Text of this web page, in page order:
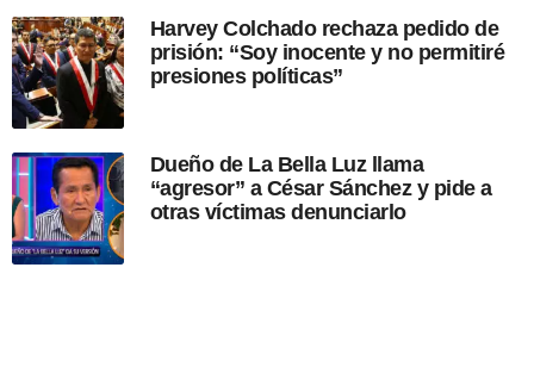
Harvey Colchado rechaza pedido de
prisión: “Soy inocente y no permitiré
presiones políticas”
Dueño de La Bella Luz llama
“agresor” a César Sánchez y pide a
otras víctimas denunciarlo